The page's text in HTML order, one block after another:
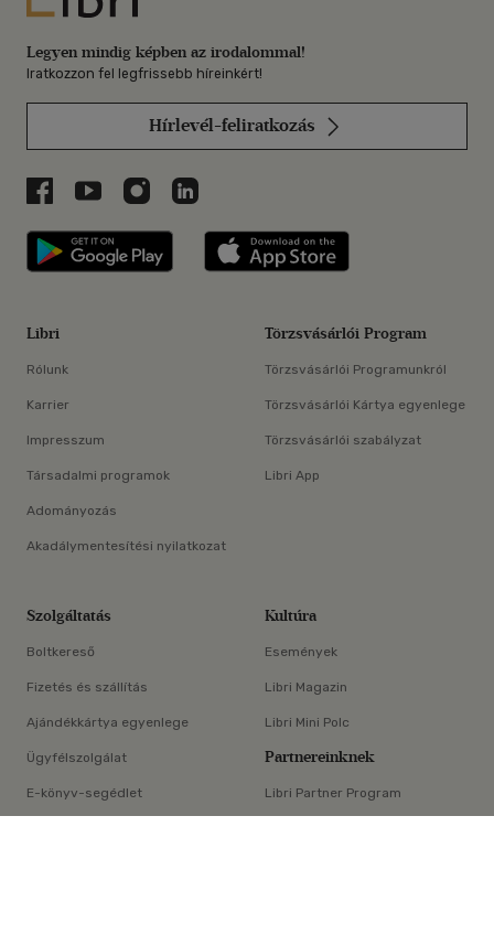
×
Legyen mindig képben az irodalommal!
Iratkozzon fel legfrissebb híreinkért!
Hírlevél-feliratkozás
Libri a Facebookon
Libri a Youtube-on
Libri az Instagramon
Libri a LinkedInen
Libri applikáció Szerezd meg: Google
Libri
Rólunk
Karrier
Impresszum
Társadalmi programok
Adományozás
Akadálymentesítési nyilatkozat
Törzsvásárlói Program
Törzsvásárlói Programunkról
Törzsvásárlói Kártya egyenlege
Törzsvásárlói szabályzat
Libri App
Szolgáltatás
Boltkereső
Fizetés és szállítás
Ajándékkártya egyenlege
Ügyfélszolgálat
E-könyv-segédlet
Kultúra
Események
Libri Magazin
Libri Mini Polc
Partnereinknek
Libri Partner Program